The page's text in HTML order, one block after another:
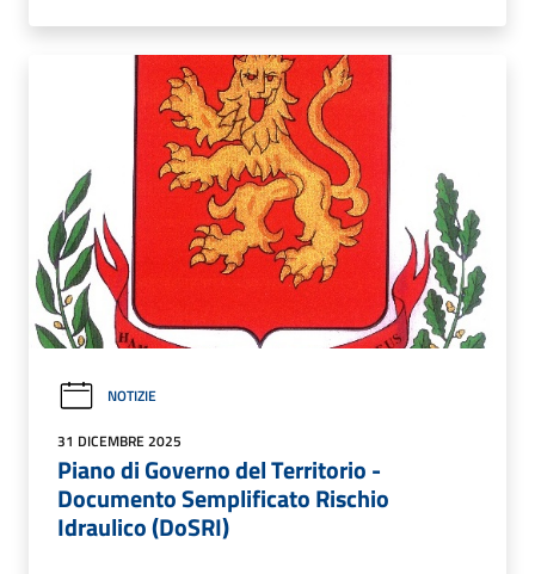
NOTIZIE
31 DICEMBRE 2025
Piano di Governo del Territorio -
Documento Semplificato Rischio
Idraulico (DoSRI)